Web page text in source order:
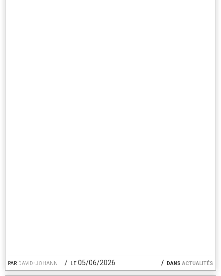
par david-johann le 05/06/2026 dans actualités